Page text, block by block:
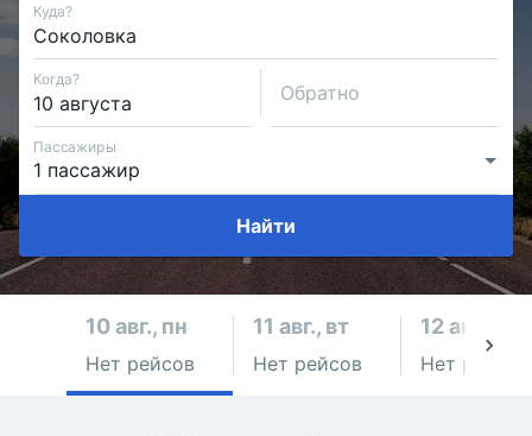
Куда?
Когда?
Обратно
Пассажиры
Найти
10 авг., пн
Нет рейсов
11 авг., вт
Нет рейсов
12 авг., ср
Нет рейсов